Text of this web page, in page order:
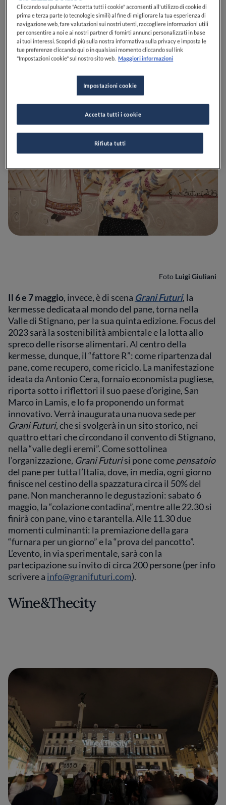
Grani Futuri
Foto Luigi Giuliani
Il 6 e 7 maggio, invece, è di scena Grani Futuri, la
kermesse dedicata al mondo del pane, torna nella
Valle di Stignano, per la sua quinta edizione. Focus del
2023 sarà la sostenibilità ambientale e la lotta allo
spreco delle risorse alimentari. Al centro della
kermesse, dunque, il “fattore R”: come ripartenza dal
pane, come recupero, come riciclo. La manifestazione
ideata da Antonio Cera, fornaio economista pugliese,
riporta sotto i riflettori il suo paese d’origine, San
Marco in Lamis, e lo fa proponendo un format
innovativo. Verrà inaugurata una nuova sede per
Grani Futuri, che si svolgerà in un sito storico, nei
quattro ettari che circondano il convento di Stignano,
nella “valle degli eremi”. Come sottolinea
l’organizzazione, Grani Futurisi pone comepensatoio
del pane per tutta l’Italia, dove, in media, ogni giorno
finisce nel cestino della spazzatura circa il 50% del
pane. Non mancheranno le degustazioni: sabato 6
maggio, la “colazione contadina”, mentre alle 22.30 si
finirà con pane, vino e tarantella. Alle 11.30 due
momenti culminanti: la premiazione della gara
“furnara per un giorno” e la “prova del pancotto”.
L’evento, in via sperimentale, sarà con la
partecipazione su invito di circa 200 persone (per info
scrivere a info@granifuturi.com).
Wine&Thecity
Cliccando sul pulsante "Accetta tutti i cookie" acconsenti all'utilizzo di cookie di
prima e terza parte (o tecnologie simili) al fine di migliorare la tua esperienza di
navigazione web, fare valutazioni sui nostri utenti, raccogliere informazioni utili
per consentire a noi e ai nostri partner di fornirti annunci personalizzati in base
ai tuoi interessi. Scopri di più sulla nostra informativa sulla privacy e imposta le
tue preferenze cliccando qui o in qualsiasi momento cliccando sul link
"Impostazioni cookie" sul nostro sito web. Maggiori informazioni
Impostazioni cookie
Rifiuta tutti
Accetta tutti i cookie